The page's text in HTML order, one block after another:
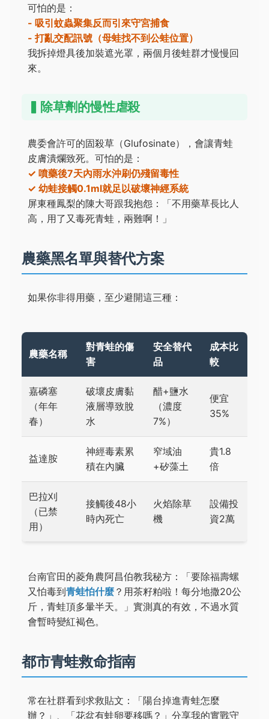
可怕的是：
- 吸引蚊蟲聚集反而引來守宮捕食
- 打亂交配訊號（母蛙找不到公蛙位置）
我拆掉燈具後加裝遮光罩，兩個月後蛙群才慢慢回
來。
▍除草劑的慢性虐殺
農委會許可的固殺草（Glufosinate），會讓青蛙
皮膚潰爛致死。可怕的是：
✓ 噴藥後7天內雨水沖刷仍殘留毒性
✓ 幼蛙接觸0.1ml就足以破壞神經系統
屏東種鳳梨的陳大哥跟我抱怨：「不用藥草長比人
高，用了又毒死青蛙，兩難啊！」
農藥黑名單與替代方案
如果你非得用藥，至少避開這三種：
農藥名稱
對青蛙的傷
害
安全替代
品
成本比
較
嘉磷塞
（年年
春）
破壞皮膚黏
液層導致脫
水
醋+鹽水
（濃度
7%）
便宜
35%
益達胺
神經毒素累
積在內臟
窄域油
+矽藻土
貴1.8
倍
巴拉刈
（已禁
用）
接觸後48小
時內死亡
火焰除草
機
設備投
資2萬
台南官田的菱角農阿昌伯教我秘方：「要除福壽螺
又怕毒到青蛙怕什麼 ？用茶籽粕啦！每分地撒20公
斤，青蛙頂多暈半天。」實測真的有效，不過水質
會暫時變紅褐色。
都市青蛙救命指南
常在社群看到求救貼文：「陽台掉進青蛙怎麼
辦？」、「花盆有蛙卵要移嗎？」分享我的實戰守